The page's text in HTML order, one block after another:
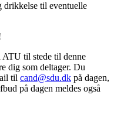
drikkelse til eventuelle
til stede til denne
dig som deltager. Du
til cand@sdu.dk på dagen,
på dagen meldes også